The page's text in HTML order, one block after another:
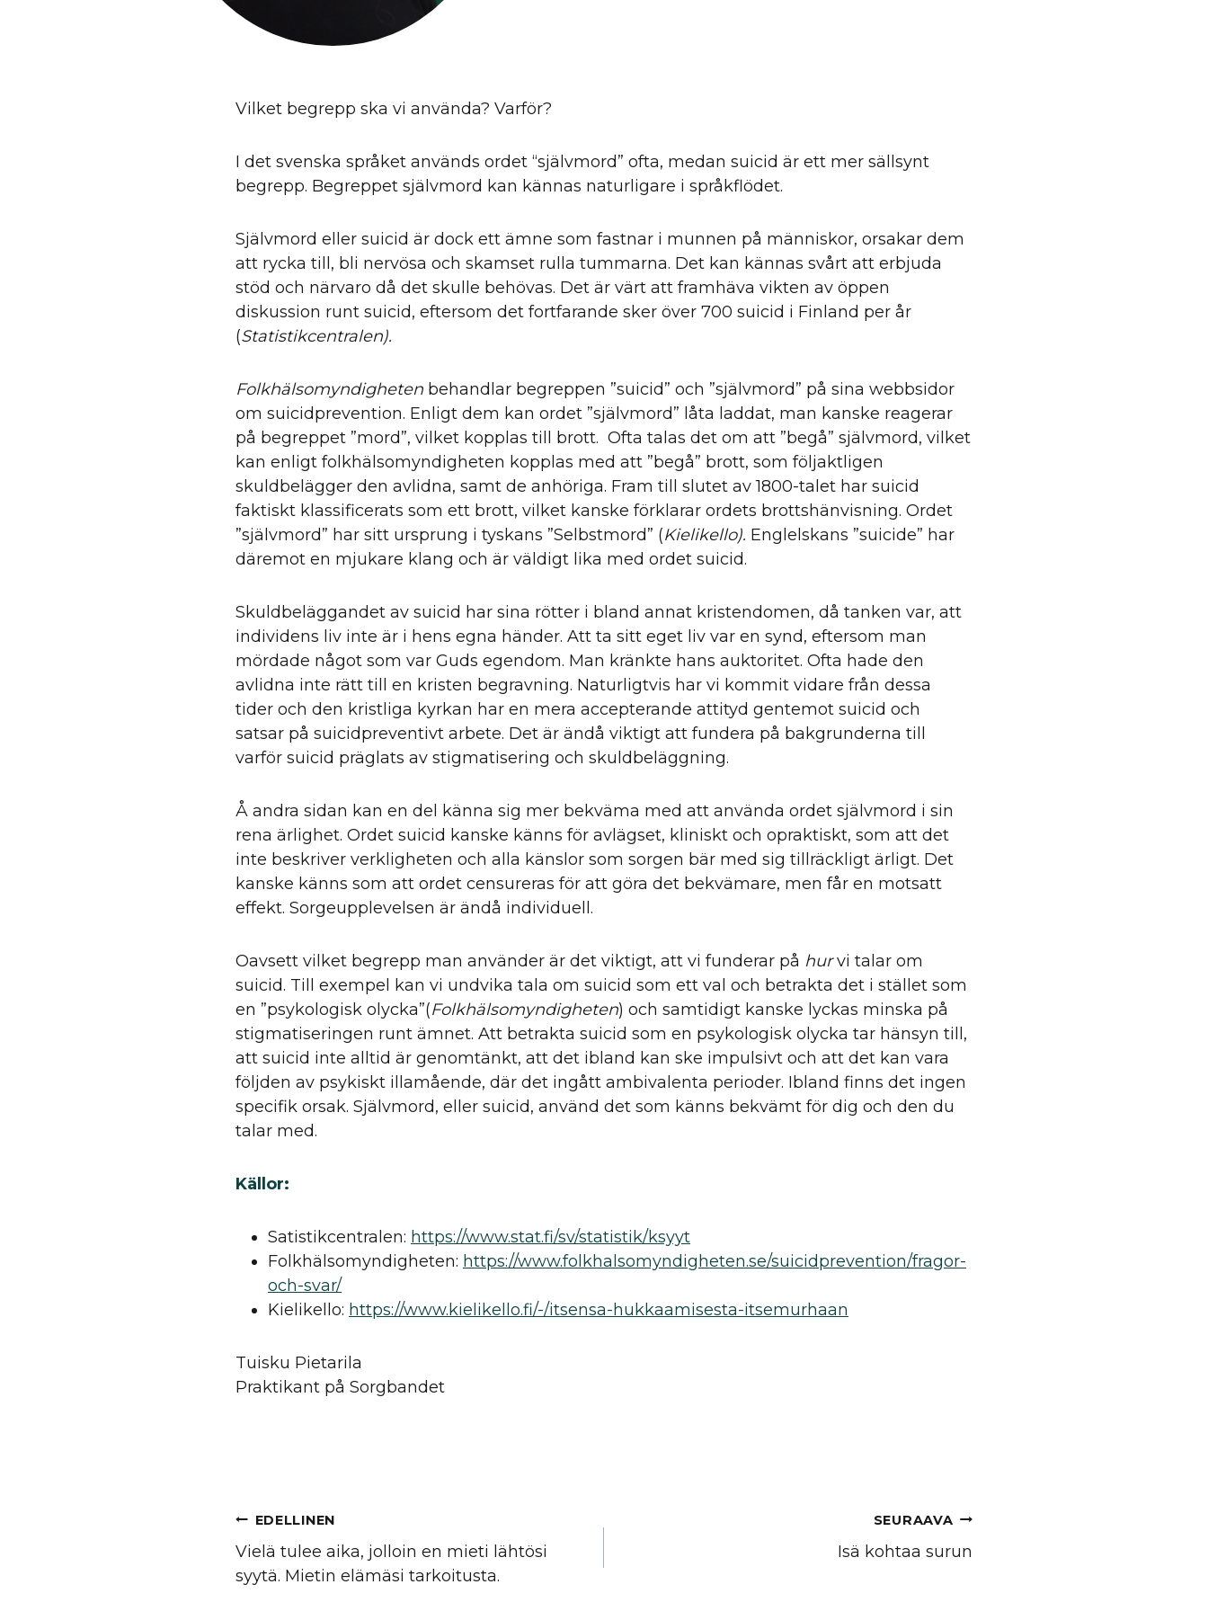
Vilket begrepp ska vi använda? Varför?
I det svenska språket används ordet “självmord” ofta, medan suicid är ett mer sällsynt
begrepp. Begreppet självmord kan kännas naturligare i språkflödet.
Självmord eller suicid är dock ett ämne som fastnar i munnen på människor, orsakar dem
att rycka till, bli nervösa och skamset rulla tummarna. Det kan kännas svårt att erbjuda
stöd och närvaro då det skulle behövas. Det är värt att framhäva vikten av öppen
diskussion runt suicid, eftersom det fortfarande sker över 700 suicid i Finland per år
(Statistikcentralen).
Folkhälsomyndigheten behandlar begreppen ”suicid” och ”självmord” på sina webbsidor
om suicidprevention. Enligt dem kan ordet ”självmord” låta laddat, man kanske reagerar
på begreppet ”mord”, vilket kopplas till brott. Ofta talas det om att ”begå” självmord, vilket
kan enligt folkhälsomyndigheten kopplas med att ”begå” brott, som följaktligen
skuldbelägger den avlidna, samt de anhöriga. Fram till slutet av 1800-talet har suicid
faktiskt klassificerats som ett brott, vilket kanske förklarar ordets brottshänvisning. Ordet
”självmord” har sitt ursprung i tyskans ”Selbstmord” (Kielikello). Englelskans ”suicide” har
däremot en mjukare klang och är väldigt lika med ordet suicid.
Skuldbeläggandet av suicid har sina rötter i bland annat kristendomen, då tanken var, att
individens liv inte är i hens egna händer. Att ta sitt eget liv var en synd, eftersom man
mördade något som var Guds egendom. Man kränkte hans auktoritet. Ofta hade den
avlidna inte rätt till en kristen begravning. Naturligtvis har vi kommit vidare från dessa
tider och den kristliga kyrkan har en mera accepterande attityd gentemot suicid och
satsar på suicidpreventivt arbete. Det är ändå viktigt att fundera på bakgrunderna till
varför suicid präglats av stigmatisering och skuldbeläggning.
Å andra sidan kan en del känna sig mer bekväma med att använda ordet självmord i sin
rena ärlighet. Ordet suicid kanske känns för avlägset, kliniskt och opraktiskt, som att det
inte beskriver verkligheten och alla känslor som sorgen bär med sig tillräckligt ärligt. Det
kanske känns som att ordet censureras för att göra det bekvämare, men får en motsatt
effekt. Sorgeupplevelsen är ändå individuell.
Oavsett vilket begrepp man använder är det viktigt, att vi funderar på hurvi talar om
suicid. Till exempel kan vi undvika tala om suicid som ett val och betrakta det i stället som
en ”psykologisk olycka”(Folkhälsomyndigheten) och samtidigt kanske lyckas minska på
stigmatiseringen runt ämnet. Att betrakta suicid som en psykologisk olycka tar hänsyn till,
att suicid inte alltid är genomtänkt, att det ibland kan ske impulsivt och att det kan vara
följden av psykiskt illamående, där det ingått ambivalenta perioder. Ibland finns det ingen
specifik orsak. Självmord, eller suicid, använd det som känns bekvämt för dig och den du
talar med.
Källor:
Satistikcentralen: https://www.stat.fi/sv/statistik/ksyyt
Folkhälsomyndigheten: https://www.folkhalsomyndigheten.se/suicidprevention/fragor-
och-svar/
Kielikello: https://www.kielikello.fi/-/itsensa-hukkaamisesta-itsemurhaan
Tuisku Pietarila
Praktikant på Sorgbandet
Artikkelien
selaus
EDELLINEN
Vielä tulee aika, jolloin en mieti lähtösi
syytä. Mietin elämäsi tarkoitusta.
SEURAAVA
Isä kohtaa surun